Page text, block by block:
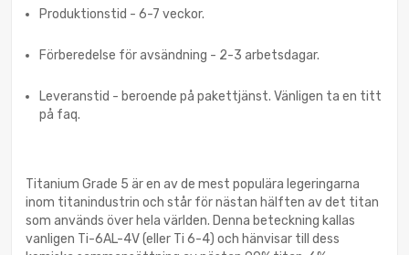
Produktionstid - 6-7 veckor.
Förberedelse för avsändning - 2-3 arbetsdagar.
Leveranstid - beroende på pakettjänst. Vänligen ta en titt
på faq.
Titanium Grade 5 är en av de mest populära legeringarna
inom titanindustrin och står för nästan hälften av det titan
som används över hela världen. Denna beteckning kallas
vanligen Ti-6AL-4V (eller Ti 6-4) och hänvisar till dess